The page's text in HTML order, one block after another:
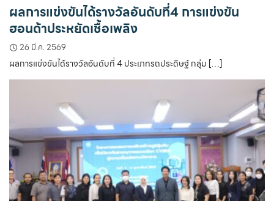
ผลการแข่งขันได้รางวัลอันดับที่4 การแข่งขัน
ฮอนด้าประหยัดเชื้อเพลิง
26 มี.ค. 2569
ผลการแข่งขันได้รางวัลอันดับที่ 4 ประเภทรถประดิษฐ์ กลุ่ม […]